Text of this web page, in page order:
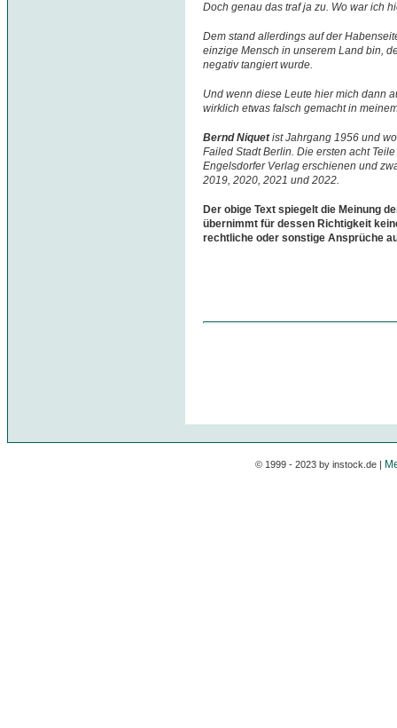
Doch genau das traf ja zu. Wo war ich
Dem stand allerdings auf der
einzige Mensch in unserem Land bin,
negativ tangiert wurde.
Und wenn diese Leute hier mich dann
wirklich etwas falsch gemacht in
Bernd Niquetist Jahrgang 1956 und
Failed Stadt Berlin. Die ersten acht
Engelsdorfer Verlag erschienen und
2019, 2020, 2021 und 2022.
Der obige Text spiegelt die Meinung
übernimmt für dessen Richtigkeit
rechtliche oder sonstige Ansprüche
© 1999 - 2023 by instock.de |